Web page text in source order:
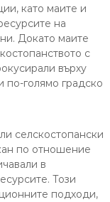
като маите и
на
Докато маите
с
върху
по-голямо градско
селскостопански
по отношение
в
Този
подходи,